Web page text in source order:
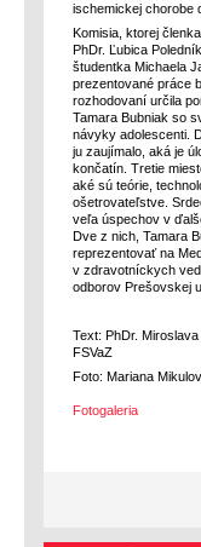
ischemickej chorobe
Komisia, ktorej
PhDr. Ľubica
študentka Michaela
prezentované práce
rozhodovaní určila
Tamara Bubniak so
návyky adolescenti.
ju zaujímalo, aká je
končatín. Tretie
aké sú teórie,
ošetrovateľstve.
veľa úspechov v
Dve z nich, Tamara
reprezentovať na
v zdravotníckych
odborov Prešovskej
Text: PhDr.
FSVaZ
Foto: Mariana
Fotogaleria